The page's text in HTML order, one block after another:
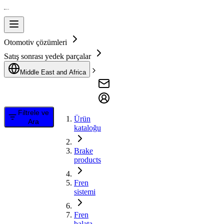
Otomotiv çözümleri
Satış sonrası yedek parçalar
Middle East and Africa
Filtrele ve
Ara
Ürün
kataloğu
Brake
products
Fren
sistemi
Fren